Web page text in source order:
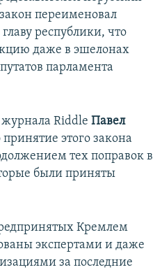
переименовал
республики, что
даже в эшелонах
парламента
журнала Riddle Павел
принятие этого закона
тех поправок в
были приняты
Кремлем
экспертами и даже
за последние